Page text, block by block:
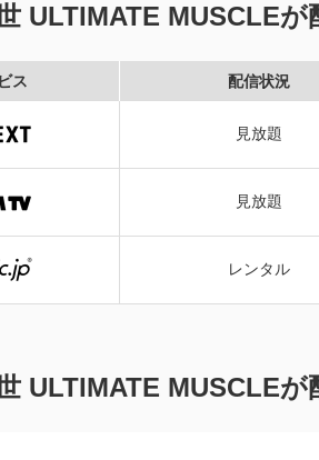
ULTIMATE MUSCLE
ス 配信状況
見放題
見放題
レンタル
ULTIMATE MUSCLE